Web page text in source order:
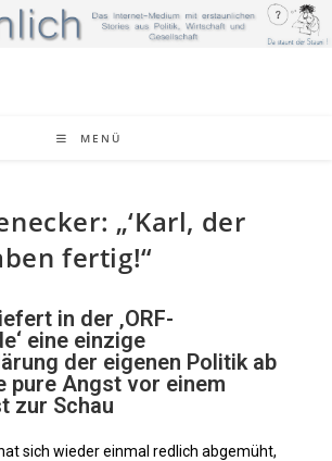
MENÜ
„‘Karl, der
fertig!“
in der ‚ORF-
eine einzige
der eigenen Politik ab
pure Angst vor einem
zur Schau
hat sich wieder einmal redlich abgemüht,